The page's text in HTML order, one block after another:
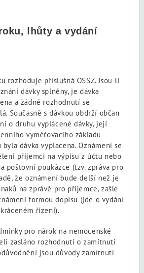
lhůty a vydání
rozhoduje příslušná OSSZ. Jsou-li
dávky splněny, je dávka
a žádné rozhodnutí se
Současně s dávkou obdrží občan
o druhu vyplácené dávky, její
vyměřovacího základu
dávka vyplacena. Oznámení se
příjemci na výpisu z účtu nebo
poštovní poukázce (tzv. zpráva pro
že oznámení bude delší než je
na zprávě pro příjemce, zašle
formou dopisu (jde o vydání
řízení).
pro nárok na nemocenské
zasláno rozhodnutí o zamítnutí
jsou důvody zamítnutí